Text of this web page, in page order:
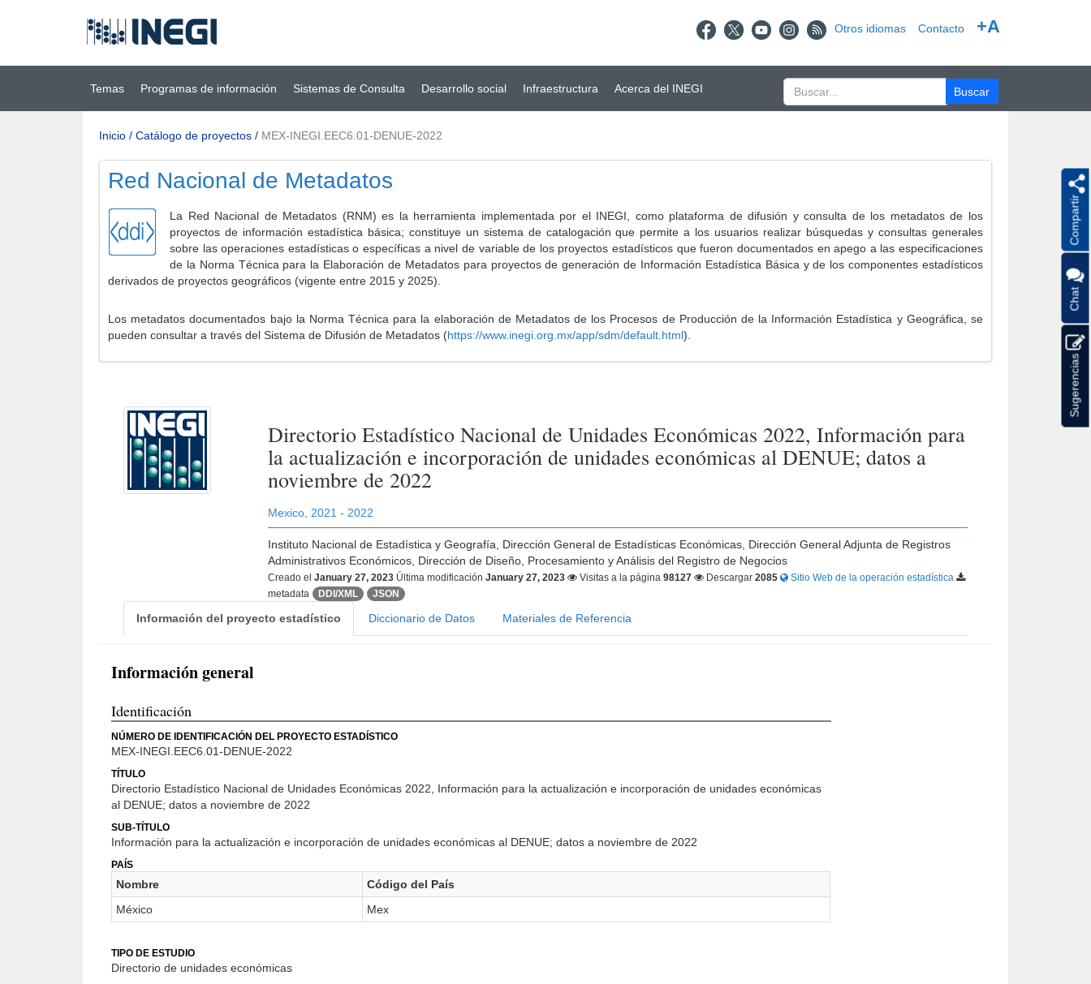
principal
(INEGI) Otros idiomas Contacto +A
Temas Programas de información Sistemas de Consulta Desarrollo social Infraestructura Acerca del INEGI
Inicio / Catálogo de proyectos / MEX-INEGI.EEC6.01-DENUE-2022
Red Nacional de Metadatos
La Red Nacional de Metadatos (RNM) es la herramienta implementada por el INEGI, como plataforma de difusión y consulta de los metadatos de los
proyectos de información estadística básica; constituye un sistema de catalogación que permite a los usuarios realizar búsquedas y consultas generales
sobre las operaciones estadísticas o específicas a nivel de variable de los proyectos estadísticos que fueron documentados en apego a las especificaciones
de la Norma Técnica para la Elaboración de Metadatos para proyectos de generación de Información Estadística Básica y de los componentes estadísticos
derivados de proyectos geográficos (vigente entre 2015 y 2025).
Los metadatos documentados bajo la Norma Técnica para la elaboración de Metadatos de los Procesos de Producción de la Información Estadística y Geográfica, se
pueden consultar a través del Sistema de Difusión de Metadatos (https://www.inegi.org.mx/app/sdm/default.html).
Directorio Estadístico Nacional de Unidades Económicas 2022, Información para
la actualización e incorporación de unidades económicas al DENUE; datos a
noviembre de 2022
Mexico 2021 - 2022
Instituto Nacional de Estadística y Geografía, Dirección General de Estadísticas Económicas, Dirección General Adjunta de Registros
Administrativos Económicos, Dirección de Diseño, Procesamiento y Análisis del Registro de Negocios
Creado elJanuary 27, 2023 Última modificaciónJanuary 27, 2023 Visitas a la página98127 Descargar2085
Sitio Web de la operación estadística
metadata
DDI/XML JSON
Información del proyecto estadístico Diccionario de Datos Materiales de Referencia
Información general
Identificación
NÚMERO DE IDENTIFICACIÓN DEL PROYECTO ESTADÍSTICO
MEX-INEGI.EEC6.01-DENUE-2022
TÍTULO
Directorio Estadístico Nacional de Unidades Económicas 2022, Información para la actualización e incorporación de unidades económicas
al DENUE; datos a noviembre de 2022
SUB-TÍTULO
Información para la actualización e incorporación de unidades económicas al DENUE; datos a noviembre de 2022
PAÍS
Nombre
Código del País
México
Mex
TIPO DE ESTUDIO
Directorio de unidades económicas
Compartir
Chat
Sugerencias